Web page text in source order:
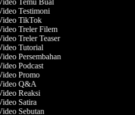
Temu Bual
Testimoni
TikTok
Treler Filem
Treler Teaser
Tutorial
Persembahan
Podcast
Promo
Q&A
Reaksi
Satira
Sebutan